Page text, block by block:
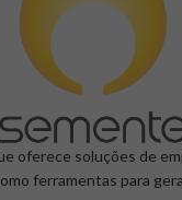
oferece soluções de
ferramentas para